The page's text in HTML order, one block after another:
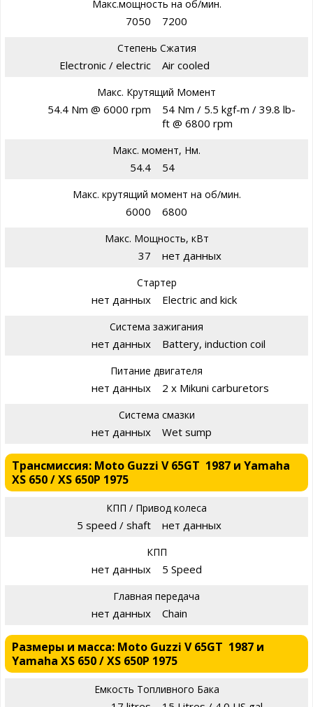
Макс.мощность на об/мин.
7050 7200
Степень Сжатия
Electronic / electric Air cooled
Макс. Крутящий Момент
54.4 Nm @ 6000 rpm
54 Nm / 5.5 kgf-m / 39.8 lb-
ft @ 6800 rpm
Макс. момент, Нм.
54.4 54
Макс. крутящий момент на об/мин.
6000 6800
Макс. Мощность, кВт
37 нет данных
Стартер
нет данных Electric and kick
Система зажигания
нет данных Battery, induction coil
Питание двигателя
нет данных 2 x Mikuni carburetors
Система смазки
нет данных Wet sump
Трансмиссия: Moto Guzzi V 65GT 1987 и Yamaha
XS 650 / XS 650P 1975
КПП / Привод колеса
5 speed / shaft нет данных
КПП
нет данных 5 Speed
Главная передача
нет данных Chain
Размеры и масса: Moto Guzzi V 65GT 1987 и
Yamaha XS 650 / XS 650P 1975
Емкость Топливного Бака